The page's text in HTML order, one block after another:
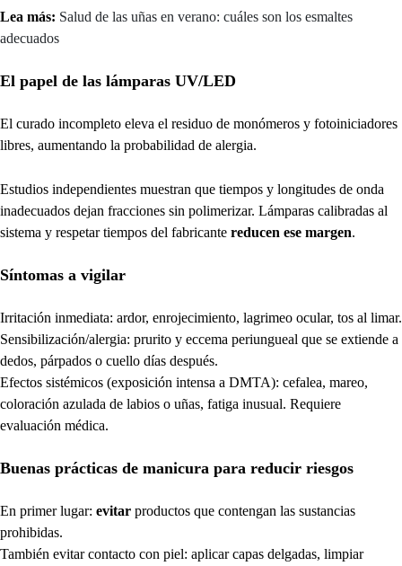
Lea más: Salud de las uñas en verano: cuáles son los esmaltes
adecuados
El papel de las lámparas UV/LED
El curado incompleto eleva el residuo de monómeros y fotoiniciadores
libres, aumentando la probabilidad de alergia.
Estudios independientes muestran que tiempos y longitudes de onda
inadecuados dejan fracciones sin polimerizar. Lámparas calibradas al
sistema y respetar tiempos del fabricante reducen ese margen.
Síntomas a vigilar
Irritación inmediata: ardor, enrojecimiento, lagrimeo ocular, tos al limar.
Sensibilización/alergia: prurito y eccema periungueal que se extiende a
dedos, párpados o cuello días después.
Efectos sistémicos (exposición intensa a DMTA): cefalea, mareo,
coloración azulada de labios o uñas, fatiga inusual. Requiere
evaluación médica.
Buenas prácticas de manicura para reducir riesgos
En primer lugar: evitar productos que contengan las sustancias
prohibidas.
También evitar contacto con piel: aplicar capas delgadas, limpiar